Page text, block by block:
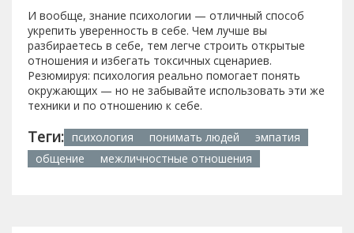
И вообще, знание психологии — отличный способ
укрепить уверенность в себе. Чем лучше вы
разбираетесь в себе, тем легче строить открытые
отношения и избегать токсичных сценариев.
Резюмируя: психология реально помогает понять
окружающих — но не забывайте использовать эти же
техники и по отношению к себе.
Теги: психология понимать людей
эмпатия
общение
межличностные отношения